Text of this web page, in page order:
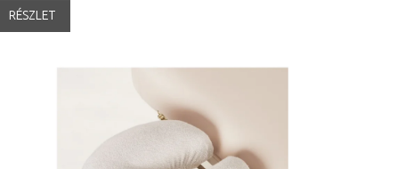
RÉSZLET